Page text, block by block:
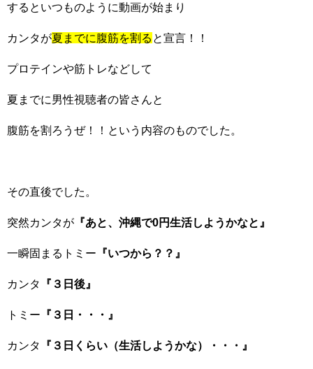
するといつものように動画が始まり
カンタが夏までに腹筋を割る と宣言！！
プロテインや筋トレなどして
夏までに男性視聴者の皆さんと
腹筋を割ろうぜ！！という内容のものでした。
その直後でした。
突然カンタが 『あと、沖縄で0円生活しようかなと』
一瞬固まるトミー 『いつから？？』
カンタ 『３日後』
トミー 『３日・・・』
カンタ 『３日くらい（生活しようかな）・・・』